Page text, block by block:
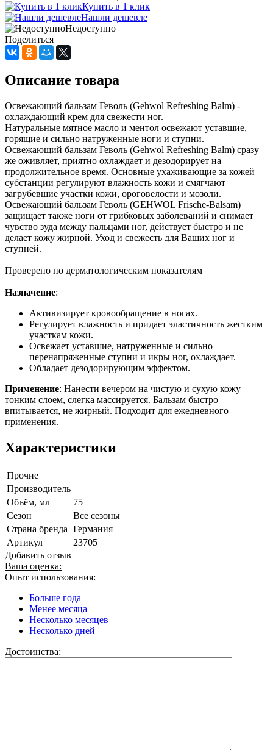
Купить в 1 клик
Нашли дешевле
Недоступно
Поделиться
Описание товара
Освежающий бальзам Геволь (Gehwol Refreshing Balm) -
охлаждающий крем для свежести ног.
Натуральные мятное масло и ментол освежают уставшие,
горящие и сильно натруженные ноги и ступни.
Освежающий бальзам Геволь (Gehwol Refreshing Balm) сразу
же оживляет, приятно охлаждает и дезодорирует на
продолжительное время. Основные ухаживающие за кожей
субстанции регулируют влажность кожи и смягчают
загрубевшие участки кожи, ороговелости и мозоли.
Освежающий бальзам Геволь (GEHWOL Frische-Balsam)
защищает также ноги от грибковых заболеваний и снимает
чувство зуда между пальцами ног, действует быстро и не
делает кожу жирной. Уход и свежесть для Ваших ног и
ступней.
Проверено по дерматологическим показателям
Назначение:
Активизирует кровообращение в ногах.
Регулирует влажность и придает эластичность жестким
участкам кожи.
Освежает уставшие, натруженные и сильно
перенапряженные ступни и икры ног, охлаждает.
Обладает дезодорирующим эффектом.
Применение: Нанести вечером на чистую и сухую кожу
тонким слоем, слегка массируется. Бальзам быстро
впитывается, не жирный. Подходит для ежедневного
применения.
Характеристики
Прочие
Производитель
Объём, мл
75
Сезон
Все сезоны
Страна бренда Германия
Артикул
23705
Добавить отзыв
Ваша оценка:
Опыт использования:
Больше года
Менее месяца
Несколько месяцев
Несколько дней
Достоинства: